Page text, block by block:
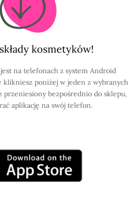
kosmetyków!
na telefonach z system Android
klikniesz poniżej w jeden z wybranych
przeniesiony bezpośrednio do sklepu,
aplikację na swój telefon.